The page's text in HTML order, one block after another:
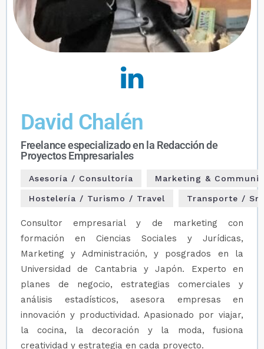
David Chalén
Freelance especializado en la Redacción de
Proyectos Empresariales
Asesoría / Consultoría Marketing &
Hostelería / Turismo / Travel Transporte /
Consultor empresarial y de marketing con
formación en Ciencias Sociales y Jurídicas,
Marketing y Administración, y posgrados en la
Universidad de Cantabria y Japón. Experto en
planes de negocio, estrategias comerciales y
análisis estadísticos, asesora empresas en
innovación y productividad. Apasionado por viajar,
la cocina, la decoración y la moda, fusiona
creatividad y estrategia en cada proyecto.